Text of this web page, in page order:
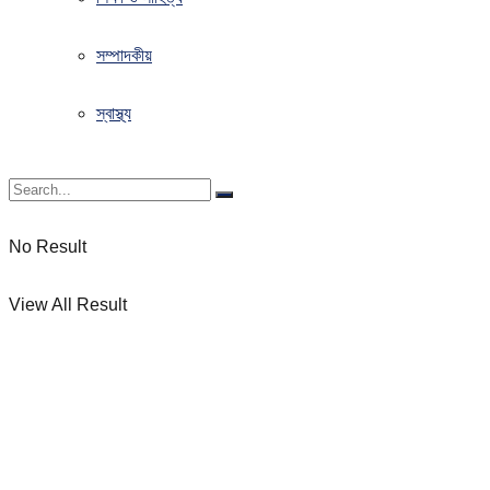
সম্পাদকীয়
স্বাস্থ্য
No Result
View All Result